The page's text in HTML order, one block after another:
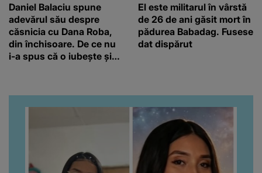
Daniel Balaciu spune
adevărul său despre
căsnicia cu Dana Roba,
din închisoare. De ce nu
i-a spus că o iubește și
“Am suflet mare. Eu am
ajutat-o.”
El este militarul în vârstă
de 26 de ani găsit mort în
pădurea Babadag. Fusese
dat dispărut